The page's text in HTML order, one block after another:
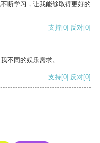
断学习，让我能够取得更好的
支持[0] 反对[0]
不同的娱乐需求。
支持[0] 反对[0]